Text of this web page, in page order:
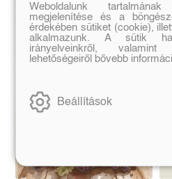
Weboldalunk
megjelenítése és a
érdekében sütiket (cookie),
alkalmazunk. A sütik
irányelveinkről,
lehetőségeiről bővebb
Beállítások